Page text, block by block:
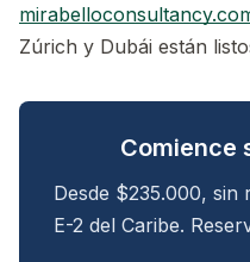
Zúrich y Dubái están
Comience
Desde $235.000, sin
E-2 del Caribe.